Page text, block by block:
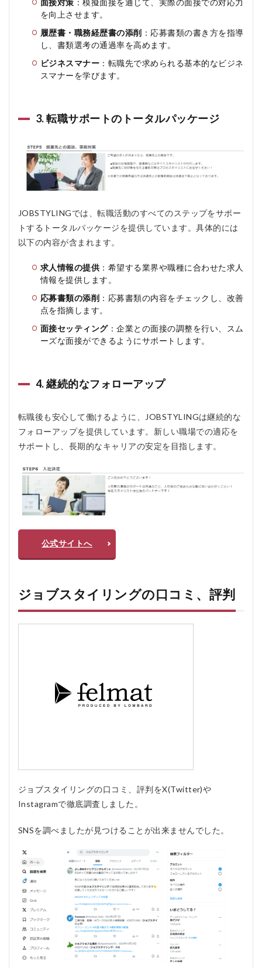
ン
お
す
ョ
ブ
ス
タ
ン
グ
よ
あ
問
＆A
容はどのよう
5.2
Q ど
のよ
人に
向い
てい
ます
か？
面接対策 ：模擬面接を通じて、実際の面接での対応力
を向上させます。
履歴書・職務経歴書の添削 ：応募書類の書き方を指導
し、書類選考の通過率を高めます。
ビジネスマナー ：転職先で求められる基本的なビジネ
スマナーを学びます。
3. 転職サポートのトータルパッケージ
JOBSTYLINGでは、転職活動のすべてのステップをサポー
トするトータルパッケージを提供しています。具体的には
以下の内容が含まれます。
求人情報の提供 ：希望する業界や職種に合わせた求人
情報を提供します。
応募書類の添削 ：応募書類の内容をチェックし、改善
点を指摘します。
面接セッティング：企業との面接の調整を行い、スム
ーズな面接ができるようにサポートします。
4. 継続的なフォローアップ
転職後も安心して働けるように、JOBSTYLINGは継続的な
フォローアップを提供しています。新しい職場での適応を
サポートし、長期的なキャリアの安定を目指します。
公式サイトへ
ジョブスタイリングの口コミ、評判
ジョブスタイリングの口コミ、評判をX(Twitter)や
Instagramで徹底調査しました。
SNSを調べましたが見つけることが出来ませんでした。